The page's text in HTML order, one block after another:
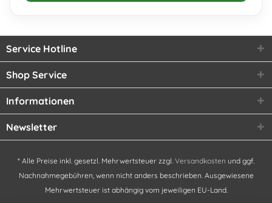
Service Hotline
Shop Service
Informationen
Newsletter
* Alle Preise inkl. gesetzl. Mehrwertsteuer zzgl. Versandkosten und ggf.
Nachnahmegebühren, wenn nicht anders beschrieben. Ausgewiesene
Mehrwertsteuer ist abhängig vom jeweiligen EU-Land.